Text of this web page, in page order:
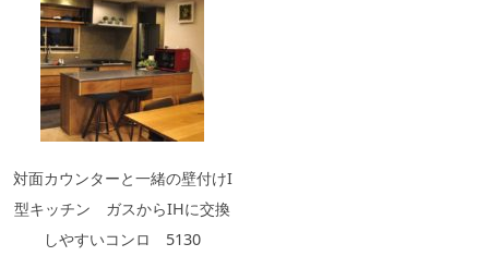
対面カウンターと一緒の壁付けI
型キッチン ガスからIHに交換
しやすいコンロ 5130